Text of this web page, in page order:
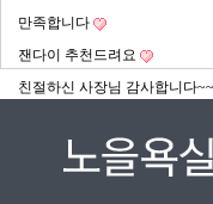
만족합니다
잰다이 추천드려요
친절하신 사장님 감사합니다~~